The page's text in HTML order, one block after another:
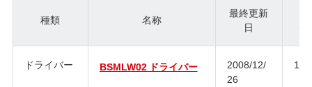
種類 名称
最終更新
日
ジ
ドライバー BSMLW02 ドライバー
2008/12/
26